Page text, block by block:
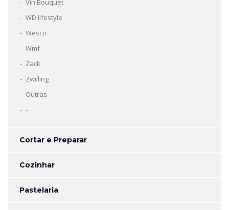
Vin Bouquet
WD lifestyle
Wesco
Wmf
Zack
Zwilling
Outras
-
Cortar e Preparar
Cozinhar
Pastelaria